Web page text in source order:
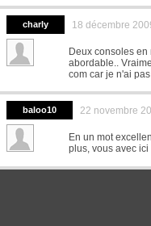
charly 18 décembre
Deux consoles
abordable..
com car je n'ai
baloo10 22 novembre
En un mot
plus, vous avec